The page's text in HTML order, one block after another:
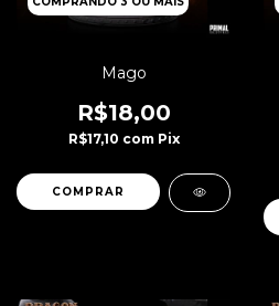
Mago
R$18,00
R$17,10 com Pix